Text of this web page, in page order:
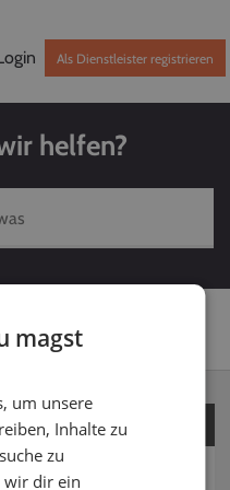
Als Dienstleister registrieren
helfen?
magst
um unsere
Inhalte zu
zu
wir dir ein